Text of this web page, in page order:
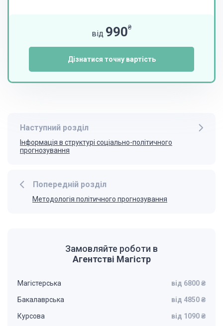
від 990₴
Дізнатися точну вартість
Попередній розділ
Методологія політичного прогнозування
Наступний розділ
Інформація в структурі соціально-політичного
прогнозування
Замовляйте роботи в
Агентстві Магістр
Магістерська від 6800 ₴
Бакалаврська від 4850 ₴
Курсова від 1090 ₴